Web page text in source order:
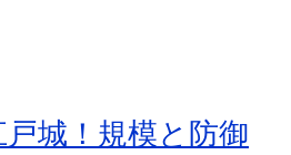
城！規模と防御